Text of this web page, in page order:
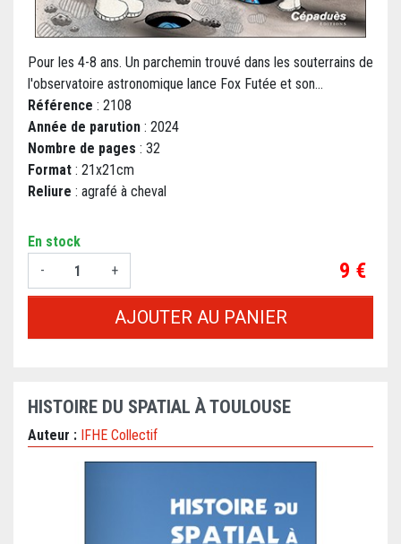
Pour les 4-8 ans. Un parchemin trouvé dans les souterrains de
l'observatoire astronomique lance Fox Futée et son...
Référence : 2108
Année de parution : 2024
Nombre de pages : 32
Format : 21x21cm
Reliure : agrafé à cheval
En stock
-
+ Prix
9 €
AJOUTER AU PANIER
HISTOIRE DU SPATIAL À TOULOUSE
Auteur : IFHE Collectif